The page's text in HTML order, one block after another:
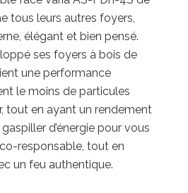
tous leurs autres foyers,
élégant et bien pensé.
ses foyers à bois de
une performance
le moins de particules
tout en ayant un rendement
d’énergie pour vous
responsable, tout en
un feu authentique.